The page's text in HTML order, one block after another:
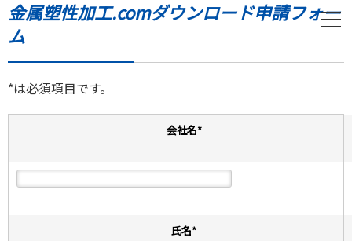
金属塑性加工.comダウンロード申請フォー
ム
*は必須項目です。
会社名*
氏名*